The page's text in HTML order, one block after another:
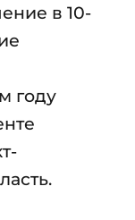
в 10-
году